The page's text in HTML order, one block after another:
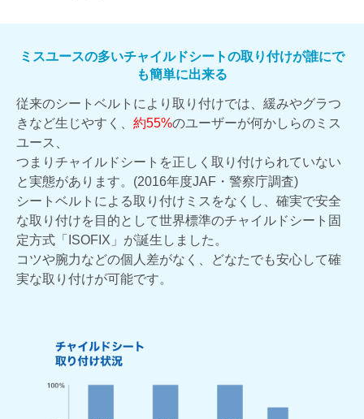
ミスユースの多いチャイルドシートの取り付けが誰にで
も簡単に出来る
従来のシートベルトにより取り付けでは、緩みやグラつ
きなど生じやすく、 約55%のユーザーが何かしらのミス
ユース、
つまりチャイルドシートを正しく取り付けられていない
と実態があります。(2016年度JAF・警察庁調査)
シートベルトによる取り付けミスをなくし、確実で安全
な取り付けを目的として世界標準のチャイルドシート固
定方式「ISOFIX」が誕生しました。
コツや腕力などの個人差がなく、どなたでも安心して確
実な取り付けが可能です。